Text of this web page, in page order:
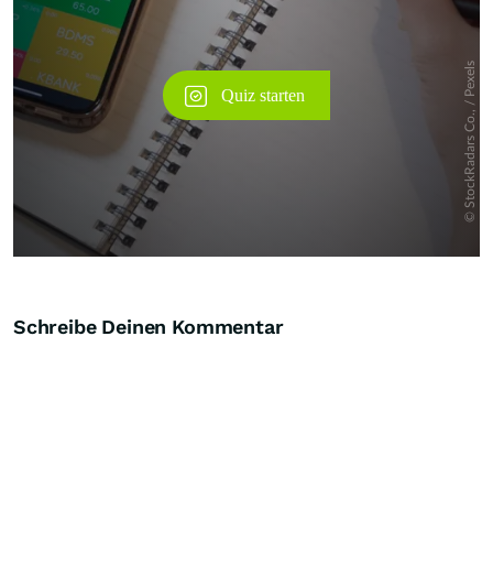
Schreibe Deinen Kommentar